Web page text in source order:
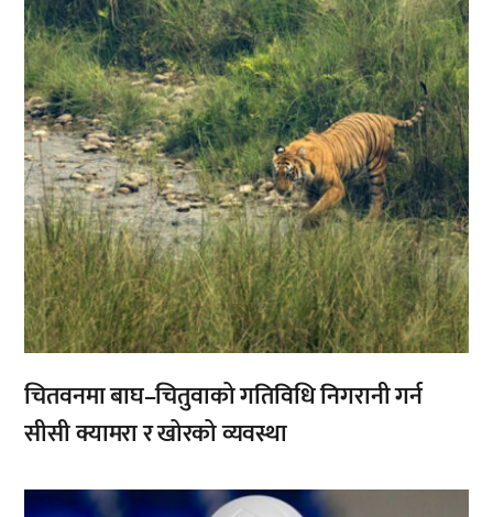
चितवनमा बाघ–चितुवाको गतिविधि निगरानी गर्न
सीसी क्यामरा र खोरको व्यवस्था
,